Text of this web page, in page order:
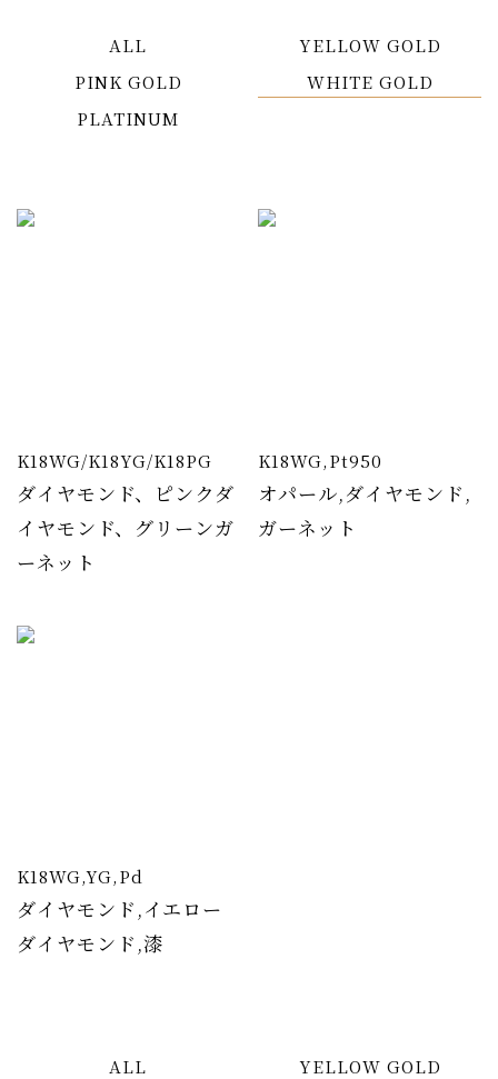
ALL
YELLOW GOLD
PINK GOLD
WHITE GOLD
PLATINUM
K18WG/K18YG/K18PG
ダイヤモンド、ピンクダ
イヤモンド、グリーンガ
ーネット
K18WG,Pt950
オパール,ダイヤモンド,
ガーネット
K18WG,YG,Pd
ダイヤモンド,イエロー
ダイヤモンド,漆
ALL
YELLOW GOLD